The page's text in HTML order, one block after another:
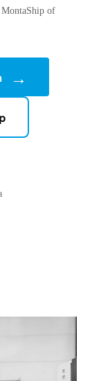
MontaShip of